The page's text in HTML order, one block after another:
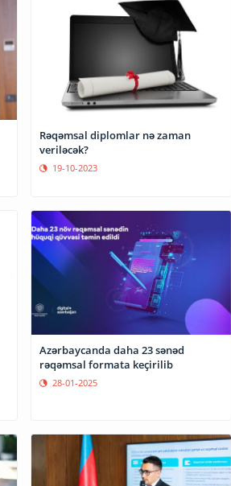
Rəqəmsal diplomlar nə zaman
veriləcək?
19-10-2023
Azərbaycanda daha 23 sənəd
rəqəmsal formata keçirilib
28-01-2025